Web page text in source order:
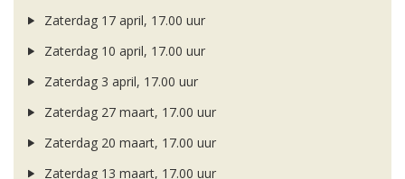
Zaterdag 17 april, 17.00 uur
Zaterdag 10 april, 17.00 uur
Zaterdag 3 april, 17.00 uur
Zaterdag 27 maart, 17.00 uur
Zaterdag 20 maart, 17.00 uur
Zaterdag 13 maart, 17.00 uur